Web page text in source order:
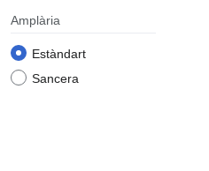
Amplària
Estàndart
Sancera